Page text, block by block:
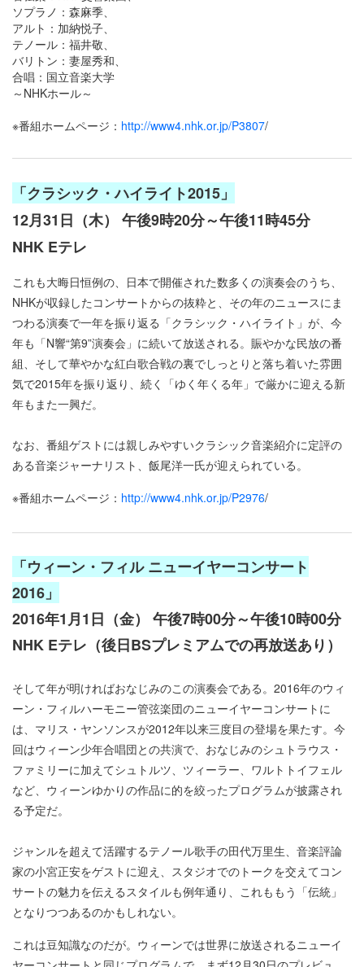
ソプラノ：森麻季、
アルト：加納悦子、
テノール：福井敬、
バリトン：妻屋秀和、
合唱：国立音楽大学
～NHKホール～
※番組ホームページ： http://www4.nhk.or.jp/P3807/
「クラシック・ハイライト2015」
12月31日（木） 午後9時20分～午後11時45分​
NHK Eテレ
これも大晦日恒例の、日本で開催された数多くの演奏会のうち、
NHKが収録したコンサートからの抜粋と、その年のニュースにま
つわる演奏で一年を振り返る「クラシック・ハイライト」が、今
年も「N響“第9”演奏会」に続いて放送される。賑やかな民放の番
組、そして華やかな紅白歌合戦の裏でしっとりと落ち着いた雰囲
気で2015年を振り返り、続く「ゆく年くる年」で厳かに迎える新
年もまた一興だ。
なお、番組ゲストには親しみやすいクラシック音楽紹介に定評の
ある音楽ジャーナリスト、飯尾洋一氏が迎えられている。
※番組ホームページ： http://www4.nhk.or.jp/P2976/
「ウィーン・フィル ニューイヤーコンサート
2016」
2016年1月1日（金） 午後7時00分～午後10時00分
NHK Eテレ（後日BSプレミアムでの再放送あり）
そして年が明ければおなじみのこの演奏会である。2016年のウィ
ーン・フィルハーモニー管弦楽団のニューイヤーコンサートに
は、マリス・ヤンソンスが2012年以来三度目の登場を果たす。今
回はウィーン少年合唱団との共演で、おなじみのシュトラウス・
ファミリーに加えてシュトルツ、ツィーラー、ワルトトイフェル
など、ウィーンゆかりの作品に的を絞ったプログラムが披露され
る予定だ。
ジャンルを超えて活躍するテノール歌手の田代万里生、音楽評論
家の小宮正安をゲストに迎え、スタジオでのトークを交えてコン
サートの魅力を伝えるスタイルも例年通り、これももう「伝統」
となりつつあるのかもしれない。
これは豆知識なのだが。ウィーンでは世界に放送されるニューイ